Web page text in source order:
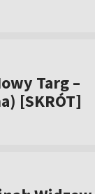
Targ –
[SKRÓT]